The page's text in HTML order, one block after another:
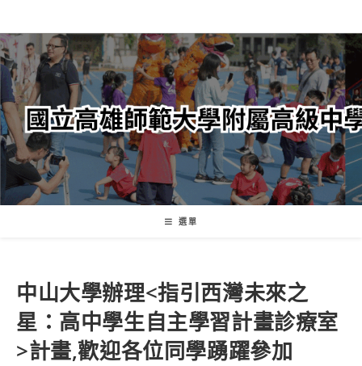
轉
至
主
內
容
選單
中山大學辦理<指引西灣未來之
星：高中學生自主學習計畫診療室
>計畫,歡迎各位同學踴躍參加